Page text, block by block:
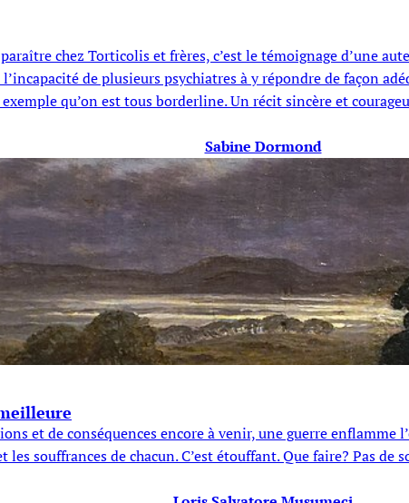
chez Torticolis et frères, c’est le témoignage d’une
de plusieurs psychiatres à y répondre de façon
qu’on est tous borderline. Un récit sincère et
Sabine Dormond
et de conséquences encore à venir, une guerre enflamme
les souffrances de chacun. C’est étouffant. Que faire? Pas